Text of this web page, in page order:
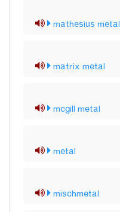
mathesius metal
matrix metal
mcgill metal
metal
mischmetal